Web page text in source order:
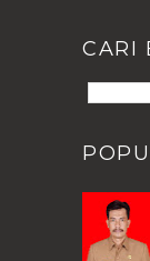
CARI